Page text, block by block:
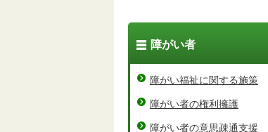
障がい者
障がい福祉に関する施策
障がい者の権利擁護
障がい者の意思疎通支援